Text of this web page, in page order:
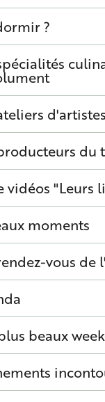
?
du
vidéos "Leurs
moments
vous de
beaux